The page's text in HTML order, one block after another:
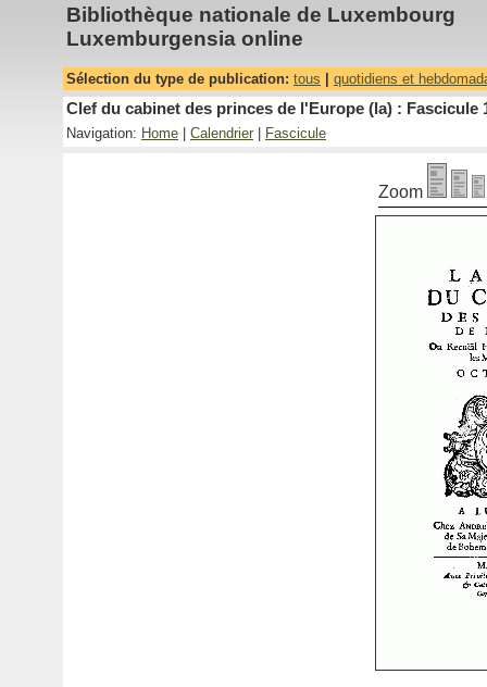
Bibliothèque nationale de Luxembourg
Luxemburgensia online
Sélection du type de publication: tous quotidiens et
Clef du cabinet des princes de l'Europe (la) : Fascicule
Navigation: Home Calendrier Fascicule
Zoom